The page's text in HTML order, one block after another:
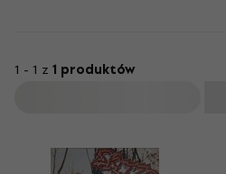
1 - 1 z 1 produktów